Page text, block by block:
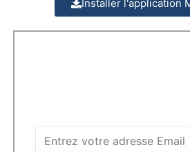
Installer l'application